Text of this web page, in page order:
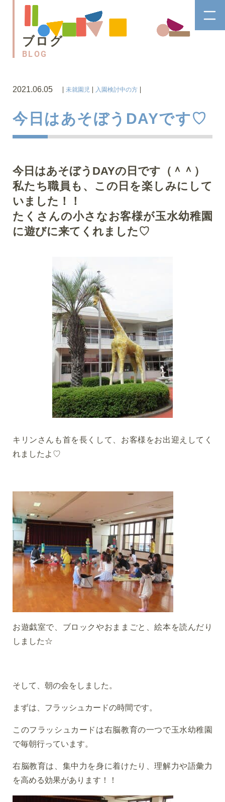
ブログ
BLOG
2021.06.05 未就園児 入園検討中の方
今日はあそぼうDAYです♡
今日はあそぼうDAYの日です（＾＾）
私たち職員も、この日を楽しみにして
いました！！
たくさんの小さなお客様が玉水幼稚園
に遊びに来てくれました♡
キリンさんも首を長くして、お客様をお出迎えしてく
れましたよ♡
お遊戯室で、ブロックやおままごと、絵本を読んだり
しました☆
そして、朝の会をしました。
まずは、フラッシュカードの時間です。
このフラッシュカードは右脳教育の一つで玉水幼稚園
で毎朝行っています。
右脳教育は、集中力を身に着けたり、理解力や語彙力
を高める効果があります！！